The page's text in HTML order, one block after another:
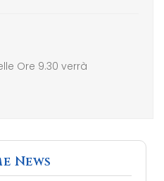
Ore 9.30 verrà
News